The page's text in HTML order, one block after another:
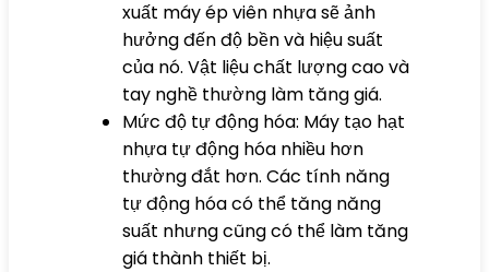
xuất máy ép viên nhựa sẽ ảnh
hưởng đến độ bền và hiệu suất
của nó. Vật liệu chất lượng cao và
tay nghề thường làm tăng giá.
Mức độ tự động hóa: Máy tạo hạt
nhựa tự động hóa nhiều hơn
thường đắt hơn. Các tính năng
tự động hóa có thể tăng năng
suất nhưng cũng có thể làm tăng
giá thành thiết bị.